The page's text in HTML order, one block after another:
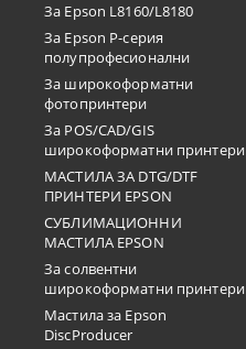
За Epson L8160/L8180
За Epson P-серия
полупрофесионални
За широкоформатни
фотопринтери
За POS/CAD/GIS
широкоформатни принтери
МАСТИЛА ЗА DTG/DTF
ПРИНТЕРИ EPSON
СУБЛИМАЦИОННИ
МАСТИЛА EPSON
За солвентни
широкоформатни принтери
Мастила за Epson
DiscProducer